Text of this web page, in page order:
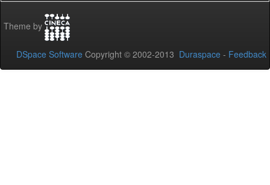
Theme by
DSpace Software Copyright © 2002-2013 Duraspace - Feedback